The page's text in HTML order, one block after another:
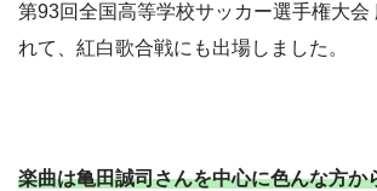
第93回全国高等学校サッカー選手権大会
れて、紅白歌合戦にも出場しました。
楽曲は亀田誠司さんを中心に色んな方か